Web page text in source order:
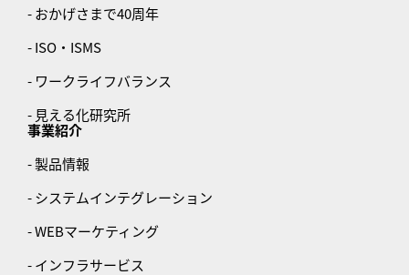
- おかげさまで40周年
- ISO・ISMS
- ワークライフバランス
- 見える化研究所
事業紹介
- 製品情報
- システムインテグレーション
- WEBマーケティング
- インフラサービス